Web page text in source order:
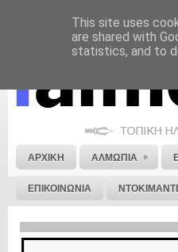
ΝΟΜΙΚΗ ΣΗΜΕΙΩΣΗ
ΑΡΧΙΚΗ ΑΛΜΩΠΙΑ »
ΕΠΙΚΟΙΝΩΝΙΑ
This site uses
are shared with
statistics, and to